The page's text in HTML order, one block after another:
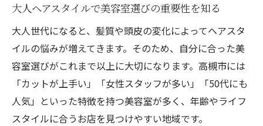
大人女性のくせ毛悩みを活かす美容室提案
術
美容室スタッフが伝授する美髪ケアの方法
美容室でのトリートメント体験と持続力
美しく年齢を重ねる髪質改善のポイント
美容室で受けるエイジング毛対策の工夫
大人ヘアスタイルで美容室選びの重要性を知る
大人世代になると、髪質や頭皮の変化によってヘアスタ
イルの悩みが増えてきます。そのため、自分に合った美
容室選びがこれまで以上に大切になります。高槻市には
「カットが上手い」「女性スタッフが多い」「50代にも
人気」といった特徴を持つ美容室が多く、年齢やライフ
スタイルに合うお店を見つけやすい地域です。